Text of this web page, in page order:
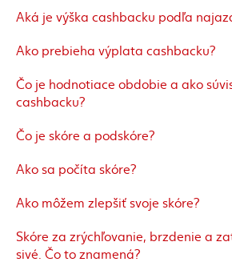
Aká je výška cashbacku podľa
Ako prebieha výplata cashbacku?
Čo je hodnotiace obdobie a ako
cashbacku?
Čo je skóre a podskóre?
Ako sa počíta skóre?
Ako môžem zlepšiť svoje skóre?
Skóre za zrýchľovanie, brzdenie a
sivé. Čo to znamená?